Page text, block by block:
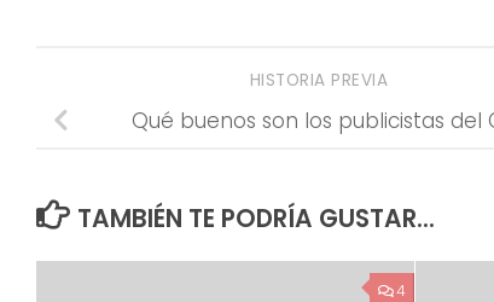
HISTORIA PREVIA
Qué buenos son los publicistas del
TAMBIÉN TE PODRÍA GUSTAR...
4